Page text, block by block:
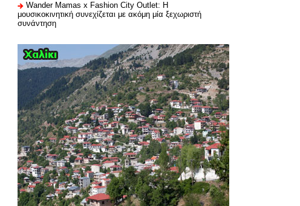
Wander Mamas x Fashion City Outlet: Η
μουσικοκινητική συνεχίζεται με ακόμη μία ξεχωριστή
συνάντηση